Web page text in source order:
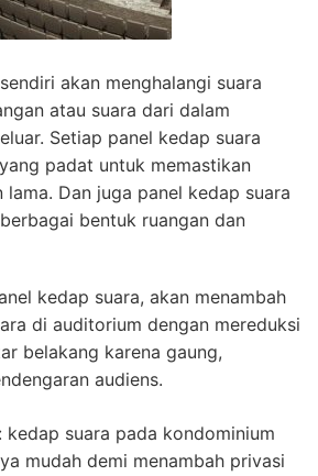
akan menghalangi suara
atau suara dari dalam
Setiap panel kedap suara
padat untuk memastikan
Dan juga panel kedap suara
bentuk ruangan dan
kedap suara, akan menambah
di auditorium dengan mereduksi
belakang karena gaung,
audiens.
kedap suara pada kondominium
mudah demi menambah privasi